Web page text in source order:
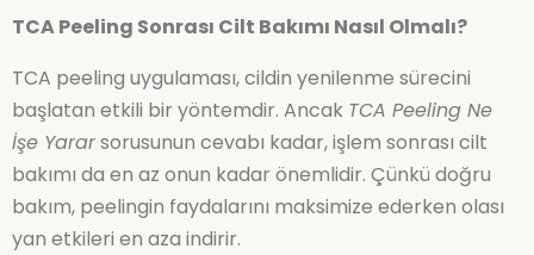
TCA Peeling Sonrası Cilt Bakımı Nasıl Olmalı?
TCA peeling uygulaması, cildin yenilenme sürecini
başlatan etkili bir yöntemdir. Ancak TCA Peeling Ne
İşe Yararsorusunun cevabı kadar, işlem sonrası cilt
bakımı da en az onun kadar önemlidir. Çünkü doğru
bakım, peelingin faydalarını maksimize ederken olası
yan etkileri en aza indirir.